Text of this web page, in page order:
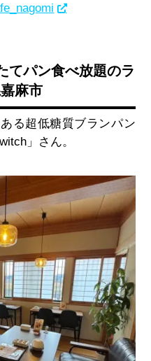
てパン食べ放題のラ
麻市
る超低糖質ブランパン
」さん。